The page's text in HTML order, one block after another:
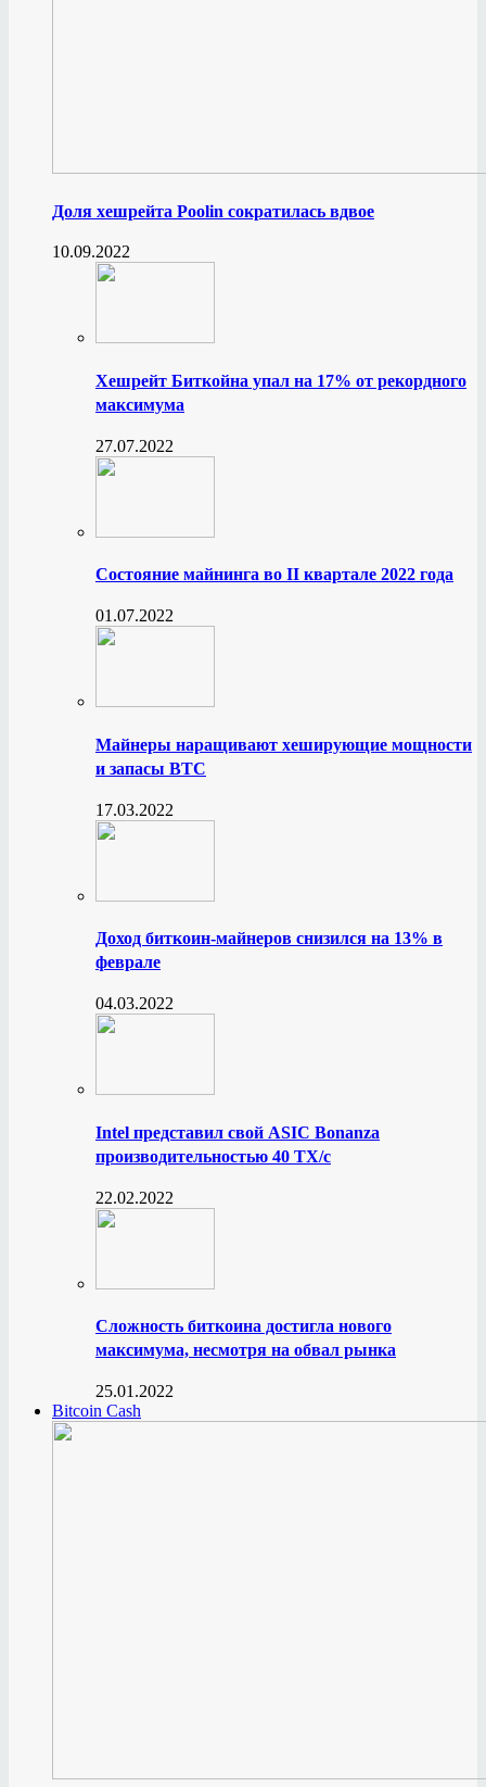
Доля хешрейта Poolin сократилась вдвое
10.09.2022
Хешрейт Биткойна упал на 17% от рекордного
максимума
27.07.2022
Состояние майнинга во II квартале 2022 года
01.07.2022
Майнеры наращивают хеширующие мощности
и запасы BTC
17.03.2022
Доход биткоин-майнеров снизился на 13% в
феврале
04.03.2022
Intel представил свой ASIC Bonanza
производительностью 40 ТХ/с
22.02.2022
Сложность биткоина достигла нового
максимума, несмотря на обвал рынка
25.01.2022
Bitcoin Cash